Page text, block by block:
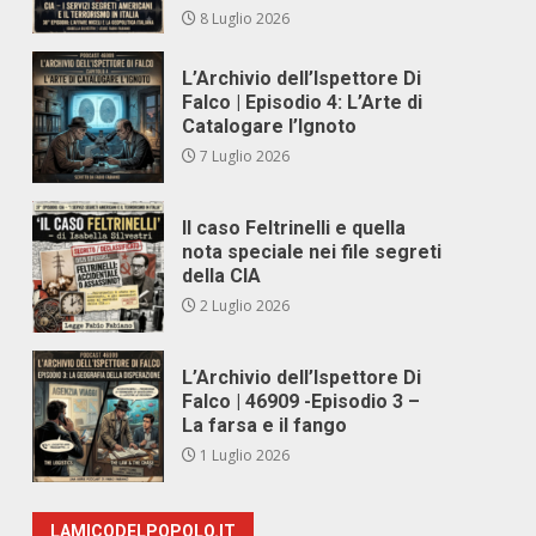
8 Luglio 2026
L’Archivio dell’Ispettore Di
Falco | Episodio 4: L’Arte di
Catalogare l’Ignoto
7 Luglio 2026
Il caso Feltrinelli e quella
nota speciale nei file segreti
della CIA
2 Luglio 2026
L’Archivio dell’Ispettore Di
Falco | 46909 -Episodio 3 –
La farsa e il fango
1 Luglio 2026
LAMICODELPOPOLO.IT